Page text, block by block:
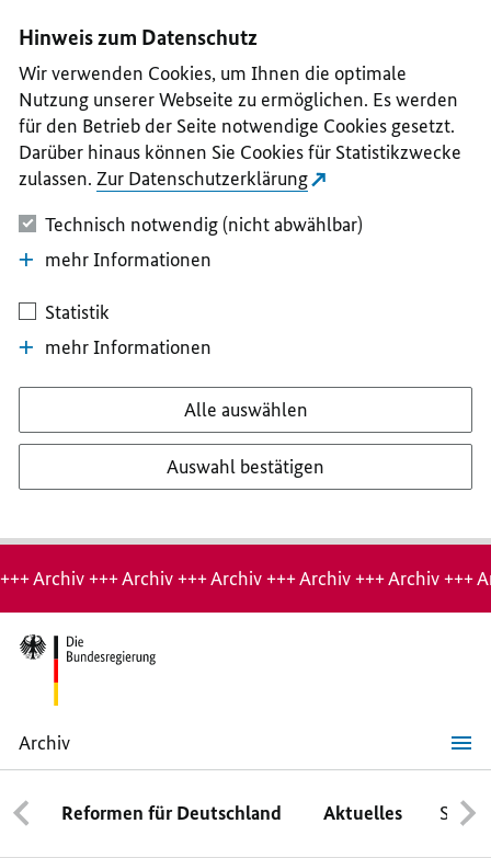
II
III
IV
V
Hinweis zum Datenschutz
Wir verwenden Cookies, um Ihnen die optimale
Nutzung unserer Webseite zu ermöglichen. Es werden
für den Betrieb der Seite notwendige Cookies gesetzt.
Darüber hinaus können Sie Cookies für Statistikzwecke
zulassen. Zur Datenschutzerklärung
Technisch notwendig (nicht abwählbar)
mehr Informationen
Statistik
mehr Informationen
Alle auswählen
Auswahl bestätigen
Hinweis:
Archiv-
Seite
+++ Archiv +++ Archiv +++ Archiv +++ Archiv +++ Archiv +++
Archiv
Kommunale
Wärmeplanung
für
ganz
Deutschland
Reformen für Deutschland Aktuelles